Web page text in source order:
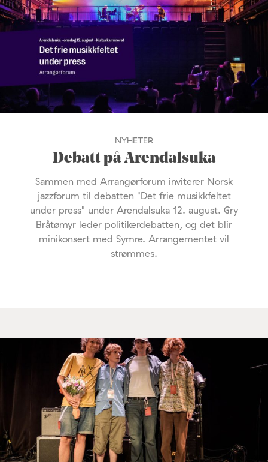
NYHETER
Debatt på Arendalsuka
Sammen med Arrangørforum inviterer Norsk
jazzforum til debatten "Det frie musikkfeltet
under press" under Arendalsuka 12. august. Gry
Bråtømyr leder politikerdebatten, og det blir
minikonsert med Symre. Arrangementet vil
strømmes.